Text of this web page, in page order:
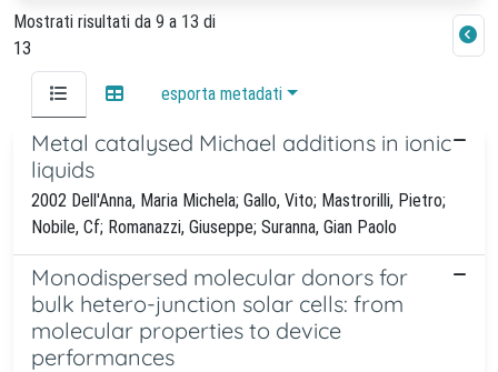
Mostrati risultati da 9 a 13 di
13
esporta metadati
Metal catalysed Michael additions in ionic
liquids
2002 Dell'Anna, Maria Michela; Gallo, Vito; Mastrorilli, Pietro;
Nobile, Cf; Romanazzi, Giuseppe; Suranna, Gian Paolo
Monodispersed molecular donors for
bulk hetero-junction solar cells: from
molecular properties to device
performances